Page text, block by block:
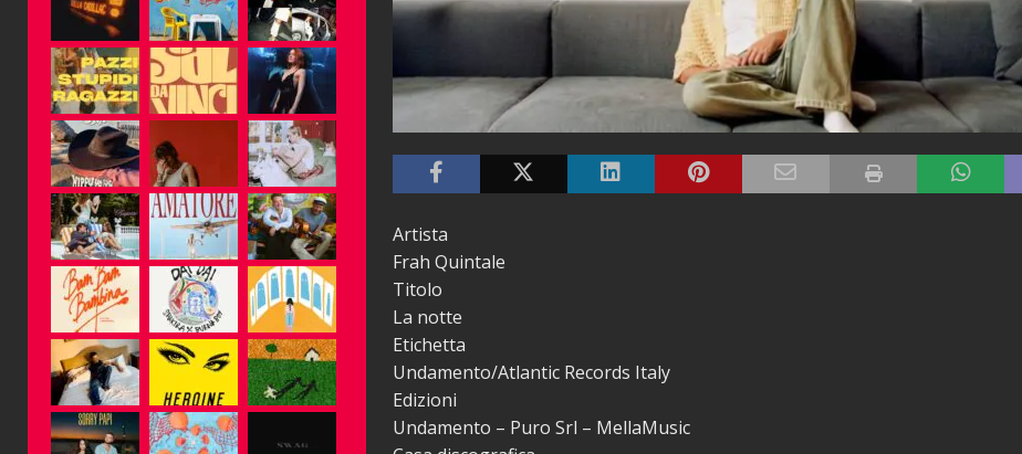
Artista
Frah Quintale
Titolo
La notte
Etichetta
Undamento/Atlantic Records Italy
Edizioni
Undamento – Puro Srl – MellaMusic